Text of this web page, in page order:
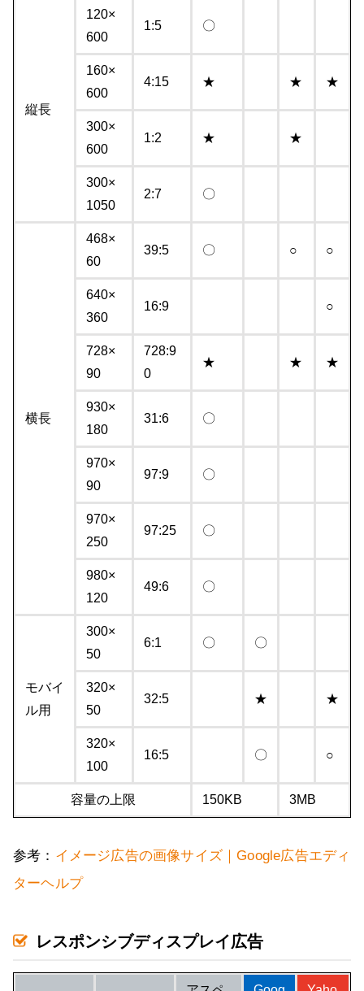
縦長
120×
600
1:5 〇
160×
600
4:15 ★ ★ ★
300×
600
1:2 ★ ★
300×
1050
2:7 〇
横長
468×
60
39:5 〇 ○ ○
640×
360
16:9 ○
728×
90
728:9
0
★ ★ ★
930×
180
31:6 〇
970×
90
97:9 〇
970×
250
97:25 〇
980×
120
49:6 〇
モバイ
ル用
300×
50
6:1 〇 〇
320×
50
32:5 ★ ★
320×
100
16:5 〇 ○
容量の上限 150KB 3MB
参考： イメージ広告の画像サイズ｜Google広告エディ
ターヘルプ
レスポンシブディスプレイ広告